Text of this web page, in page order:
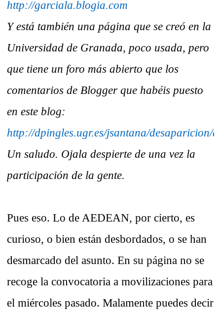
http://garciala.blogia.com
Y está también una página que se creó en la
Universidad de Granada, poco usada, pero
que tiene un foro más abierto que los
comentarios de Blogger que habéis puesto
en este blog:
http://dpingles.ugr.es/jsantana/desaparicion/
Un saludo. Ojala despierte de una vez la
participación de la gente.
Pues eso. Lo de AEDEAN, por cierto, es
curioso, o bien están desbordados, o se han
desmarcado del asunto. En su página no se
recoge la convocatoria a movilizaciones para
el miércoles pasado. Malamente puedes decir